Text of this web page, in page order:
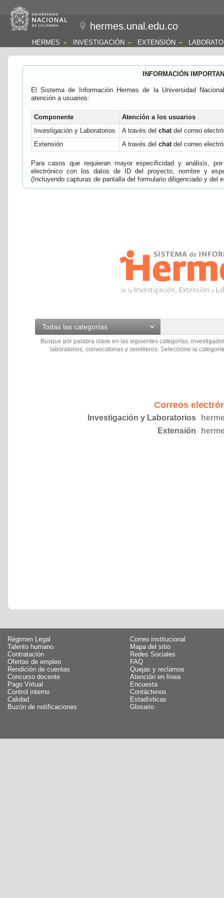
hermes.unal.edu.co
HERMES INVESTIGACIÓN EXTENSIÓN
INFORMACIÓN
El Sistema de Información Hermes de la Universidad
atención a usuarios:
Componente
Atención a los usuarios
Investigación y Laboratorios
A través del chatdel correo
Extensión
A través del chatdel correo
Para casos que requieran mayor especificidad y análisis,
electrónico con los datos de ID del proyecto, nombre y
(Incluyendo capturas de pantalla del formulario diligenciado y del
Todas las categorías
Busque por palabra clave en las siguientes categorías:
laboratorios, convocatorias y semilleros. Seleccione la
Correos
Investigación y Laboratorios
Extensión
Régimen Legal
Talento humano
Contratación
Ofertas de empleo
Rendición de cuentas
Concurso docente
Pago Virtual
Control interno
Calidad
Buzón de notificaciones
Correo institucional
Mapa del sitio
Redes Sociales
FAQ
Quejas y reclamos
Atención en línea
Encuesta
Contáctenos
Estadísticas
Glosario